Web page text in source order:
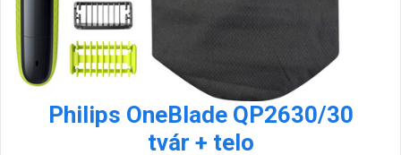
Philips OneBlade QP2630/30
tvár + telo